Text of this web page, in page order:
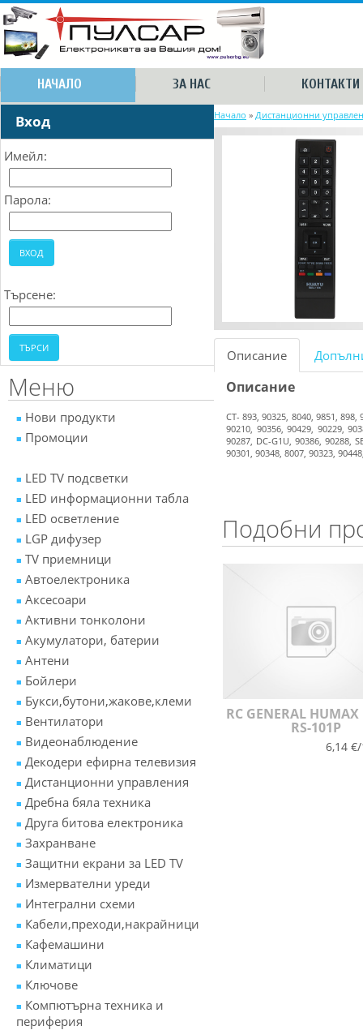
НАЧАЛО ЗА НАС КОНТАКТИ
Вход
Имейл:
Парола:
Търсене:
Меню
Нови продукти
Промоции
LED TV подсветки
LED информационни табла
LED осветление
LGP дифузер
TV приемници
Автоелектроника
Аксесоари
Активни тонколони
Акумулатори, батерии
Антени
Бойлери
Букси,бутони,жакове,клеми
Вентилатори
Видеонаблюдение
Декодери ефирна телевизия
Дистанционни управления
Дребна бяла техника
Друга битова електроника
Захранване
Защитни екрани за LED TV
Измервателни уреди
Интегрални схеми
Кабели,преходи,накрайници
Кафемашини
Климатици
Ключове
Компютърна техника и
периферия
Начало » Дистанционни
Описание
Описание
CT- 893, 90325, 8040, 9851, 898,
90210, 90356, 90429, 90229,
90287, DC-G1U, 90386, 90288,
90301, 90348, 8007, 90323,
Подобни
RC GENERAL HUMAX
RS-101P
6,14